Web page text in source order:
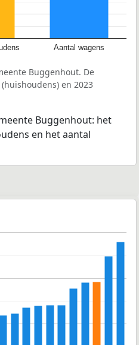
Aantal wagens
Buggenhout. De
en 2023
Buggenhout: het
en het aantal